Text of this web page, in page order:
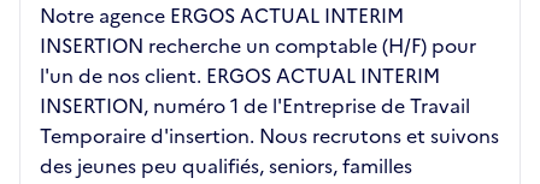
Notre agence ERGOS ACTUAL INTERIM
INSERTION recherche un comptable (H/F) pour
l'un de nos client. ERGOS ACTUAL INTERIM
INSERTION, numéro 1 de l'Entreprise de Travail
Temporaire d'insertion. Nous recrutons et suivons
des jeunes peu qualifiés, seniors, familles